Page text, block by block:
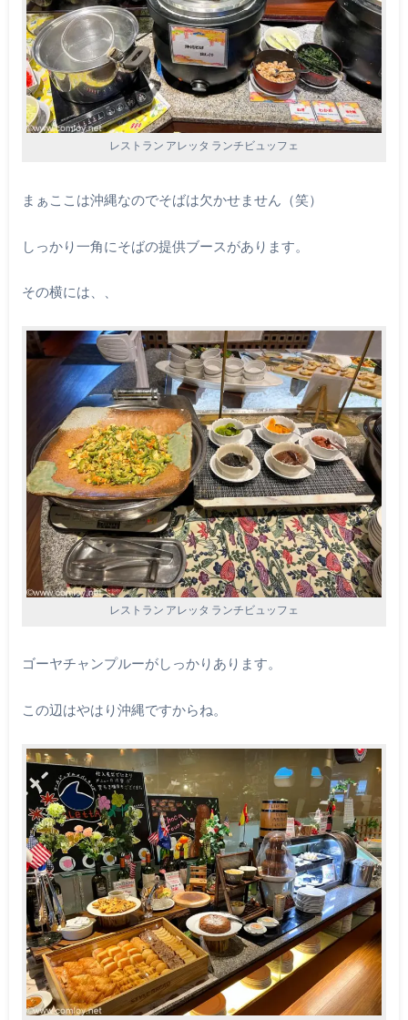
レストラン アレッタ ランチビュッフェ
まぁここは沖縄なのでそばは欠かせません（笑）
しっかり一角にそばの提供ブースがあります。
その横には、、
レストラン アレッタ ランチビュッフェ
ゴーヤチャンプルーがしっかりあります。
この辺はやはり沖縄ですからね。